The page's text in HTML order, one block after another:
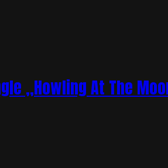
„Howling At The